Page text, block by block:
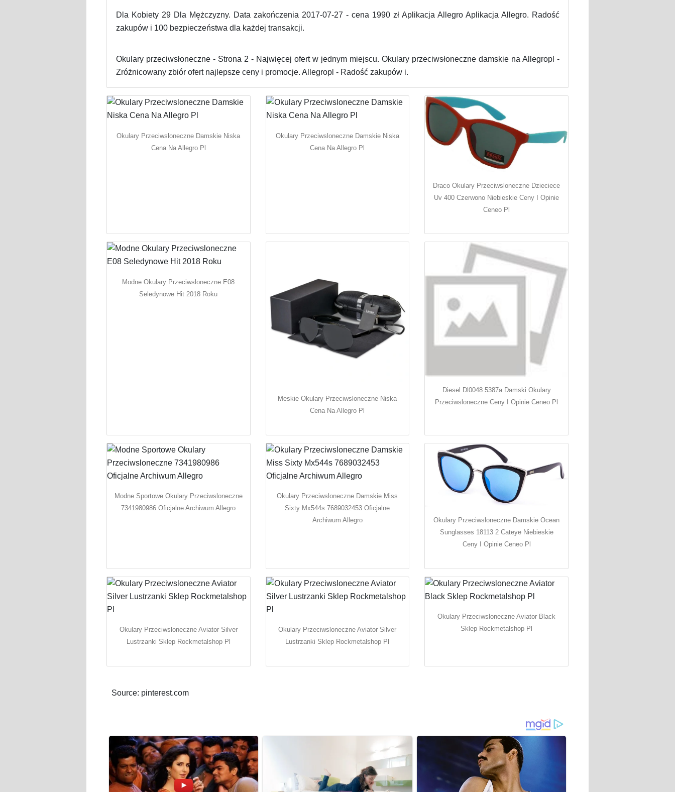
Dla Kobiety 29 Dla Mężczyzny. Data zakończenia 2017-07-27 - cena 1990 zł Aplikacja Allegro Aplikacja Allegro. Radość
zakupów i 100 bezpieczeństwa dla każdej transakcji.
Okulary przeciwsłoneczne - Strona 2 - Najwięcej ofert w jednym miejscu. Okulary przeciwsłoneczne damskie na Allegropl -
Zróżnicowany zbiór ofert najlepsze ceny i promocje. Allegropl - Radość zakupów i.
Okulary Przeciwsloneczne Damskie Niska
Cena Na Allegro Pl
Okulary Przeciwsloneczne Damskie Niska
Cena Na Allegro Pl
Draco Okulary Przeciwsloneczne Dzieciece
Uv 400 Czerwono Niebieskie Ceny I Opinie
Ceneo Pl
Modne Okulary Przeciwsloneczne E08
Seledynowe Hit 2018 Roku
Meskie Okulary Przeciwsloneczne Niska
Cena Na Allegro Pl
Diesel Dl0048 5387a Damski Okulary
Przeciwsloneczne Ceny I Opinie Ceneo Pl
Modne Sportowe Okulary Przeciwsloneczne
7341980986 Oficjalne Archiwum Allegro
Okulary Przeciwsloneczne Damskie Miss
Sixty Mx544s 7689032453 Oficjalne
Archiwum Allegro
Okulary Przeciwsloneczne Damskie Ocean
Sunglasses 18113 2 Cateye Niebieskie
Ceny I Opinie Ceneo Pl
Okulary Przeciwsloneczne Aviator Silver
Lustrzanki Sklep Rockmetalshop Pl
Okulary Przeciwsloneczne Aviator Silver
Lustrzanki Sklep Rockmetalshop Pl
Okulary Przeciwsloneczne Aviator Black
Sklep Rockmetalshop Pl
Source: pinterest.com